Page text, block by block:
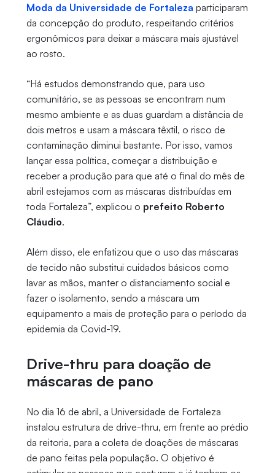
Moda da Universidade de Fortaleza participaram
da concepção do produto, respeitando critérios
ergonômicos para deixar a máscara mais ajustável
ao rosto.
“Há estudos demonstrando que, para uso
comunitário, se as pessoas se encontram num
mesmo ambiente e as duas guardam a distância de
dois metros e usam a máscara têxtil, o risco de
contaminação diminui bastante. Por isso, vamos
lançar essa política, começar a distribuição e
receber a produção para que até o final do mês de
abril estejamos com as máscaras distribuídas em
toda Fortaleza”, explicou o prefeito Roberto
Cláudio.
Além disso, ele enfatizou que o uso das máscaras
de tecido não substitui cuidados básicos como
lavar as mãos, manter o distanciamento social e
fazer o isolamento, sendo a máscara um
equipamento a mais de proteção para o período da
epidemia da Covid-19.
Drive-thru para doação de
máscaras de pano
No dia 16 de abril, a Universidade de Fortaleza
instalou estrutura de drive-thru, em frente ao prédio
da reitoria, para a coleta de doações de máscaras
de pano feitas pela população. O objetivo é